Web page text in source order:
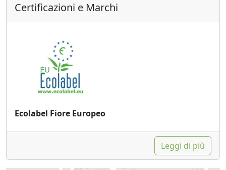
Certificazioni e Marchi
Ecolabel Fiore Europeo
Leggi di più